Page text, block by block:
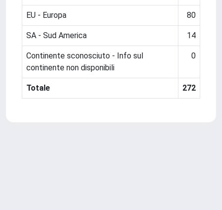
EU - Europa 80
SA - Sud America 14
Continente sconosciuto - Info sul
continente non disponibili
0
Totale 272